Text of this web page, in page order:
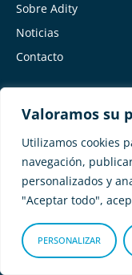
Valoramos su
Utilizamos cookies
navegación,
personalizados y
"Aceptar todo",
PERSONALIZAR
Sobre Adity
Noticias
Contacto
Adity